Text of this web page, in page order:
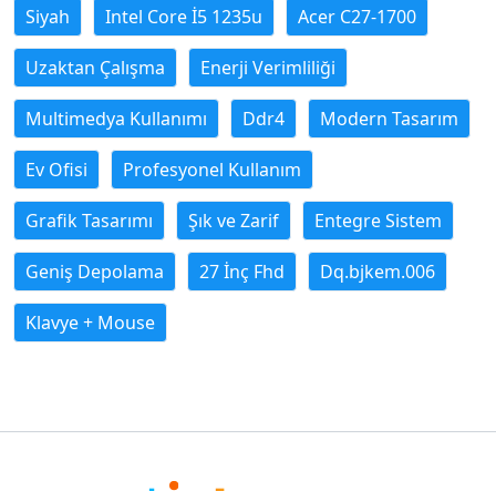
Siyah Intel Core İ5 1235u Acer C27-1700
Uzaktan Çalışma Enerji Verimliliği
Multimedya Kullanımı Ddr4 Modern Tasarım
Ev Ofisi Profesyonel Kullanım
Grafik Tasarımı Şık ve Zarif Entegre Sistem
Geniş Depolama 27 İnç Fhd Dq.bjkem.006
Klavye + Mouse